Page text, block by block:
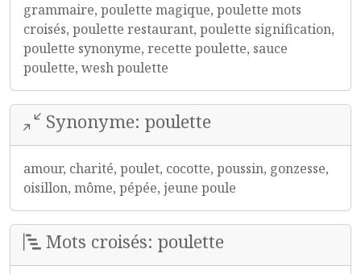
grammaire, poulette magique, poulette mots
croisés, poulette restaurant, poulette signification,
poulette synonyme, recette poulette, sauce
poulette, wesh poulette
Synonyme: poulette
amour, charité, poulet, cocotte, poussin, gonzesse,
oisillon, môme, pépée, jeune poule
Mots croisés: poulette